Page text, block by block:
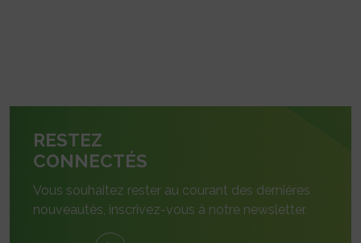
RESTEZ
CONNECTÉS
Vous souhaitez rester au courant des dernières
nouveautés, inscrivez-vous à notre newsletter.